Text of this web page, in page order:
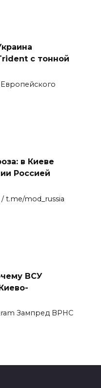
с тонной
в Киеве
Россией
mod_russia
ВСУ
Зампред ВРНС